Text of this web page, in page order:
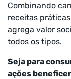
Combinando
receitas
agrega valor
todos os tipos.
Seja para
ações